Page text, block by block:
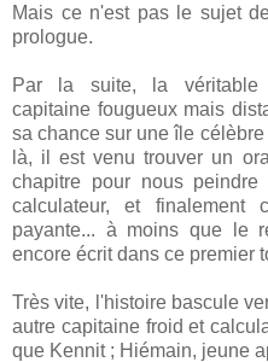
Mais ce n'est pas le sujet
prologue.
Par la suite, la véritable
capitaine fougueux mais
sa chance sur une île
là, il est venu trouver un
chapitre pour nous
calculateur, et finalement
payante... à moins que le
encore écrit dans ce premier
Très vite, l'histoire bascule
autre capitaine froid et
que Kennit ; Hiémain, jeune